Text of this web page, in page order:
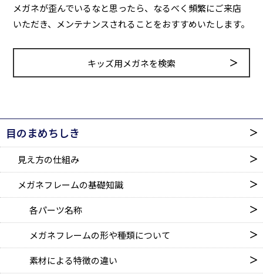
メガネが歪んでいるなと思ったら、なるべく頻繁にご来店
いただき、メンテナンスされることをおすすめいたします。
キッズ用メガネを検索
目のまめちしき
見え方の仕組み
メガネフレームの基礎知識
各パーツ名称
メガネフレームの形や種類について
素材による特徴の違い